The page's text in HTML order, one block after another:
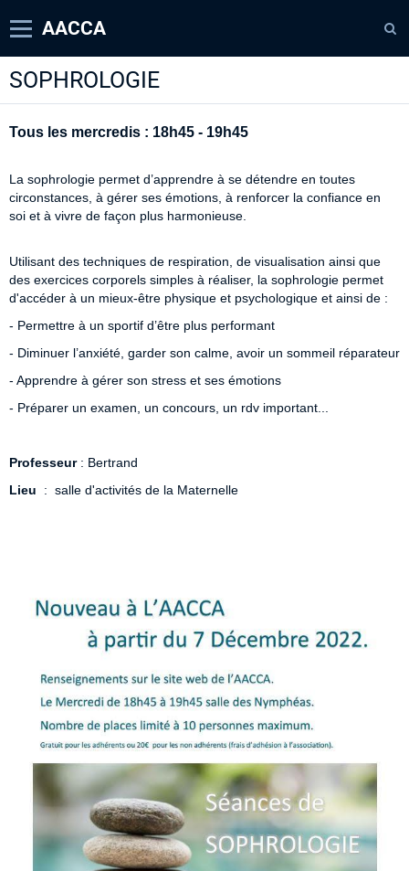
AACCA
Page d'accueil
Diaporamas
Annuaire
SOPHROLOGIE
Tous les mercredis : 18h45 - 19h45
La sophrologie permet d’apprendre à se détendre en toutes
circonstances, à gérer ses émotions, à renforcer la confiance en
soi et à vivre de façon plus harmonieuse.
Utilisant des techniques de respiration, de visualisation ainsi que
des exercices corporels simples à réaliser, la sophrologie permet
d'accéder à un mieux-être physique et psychologique et ainsi de :
- Permettre à un sportif d’être plus performant
- Diminuer l’anxiété, garder son calme, avoir un sommeil réparateur
- Apprendre à gérer son stress et ses émotions
- Préparer un examen, un concours, un rdv important...
Professeur : Bertrand
Lieu : salle d'activités de la Maternelle